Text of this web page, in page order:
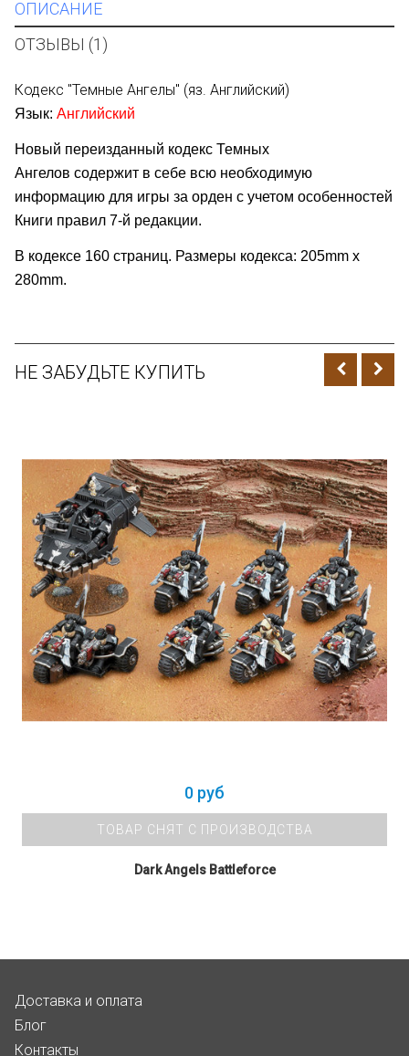
ОПИСАНИЕ
ОТЗЫВЫ (1)
Кодекс "Темные Ангелы" (яз. Английский)
Язык: Английский
Новый переизданный кодекс Темных
Ангелов содержит в себе всю необходимую
информацию для игры за орден с учетом особенностей
Книги правил 7-й редакции.
В кодексе 160 страниц. Размеры кодекса: 205mm x
280mm.
НЕ ЗАБУДЬТЕ КУПИТЬ
0 руб
ТОВАР СНЯТ С ПРОИЗВОДСТВА
Dark Angels Battleforce
Доставка и оплата
Блог
Контакты